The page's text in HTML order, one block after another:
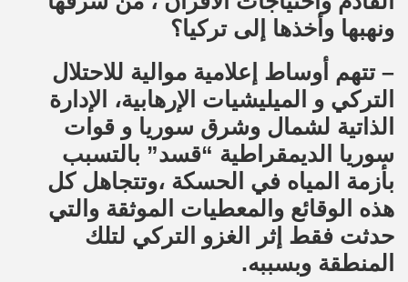
ونهبها وأخذها إلى تركيا؟
– تتهم أوساط إعلامية موالية للاحتلال
التركي و الميليشيات الإرهابية، الإدارة
الذاتية لشمال وشرق سوريا و قوات
سوريا الديمقراطية “قسد” بالتسبب
بأزمة المياه في الحسكة ،وتتجاهل كل
هذه الوقائع والمعطيات الموثقة والتي
حدثت فقط إثر الغزو التركي لتلك
المنطقة وبسببه.